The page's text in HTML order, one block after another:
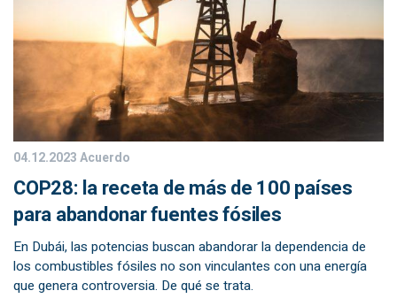
04.12.2023Acuerdo
COP28: la receta de más de 100 países
para abandonar fuentes fósiles
En Dubái, las potencias buscan abandorar la dependencia de
los combustibles fósiles no son vinculantes con una energía
que genera controversia. De qué se trata.